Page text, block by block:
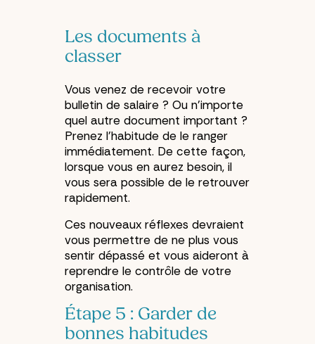
Les documents à
classer
Vous venez de recevoir votre
bulletin de salaire ? Ou n’importe
quel autre document important ?
Prenez l’habitude de le ranger
immédiatement. De cette façon,
lorsque vous en aurez besoin, il
vous sera possible de le retrouver
rapidement.
Ces nouveaux réflexes devraient
vous permettre de ne plus vous
sentir dépassé et vous aideront à
reprendre le contrôle de votre
organisation.
Étape 5 : Garder de
bonnes habitudes